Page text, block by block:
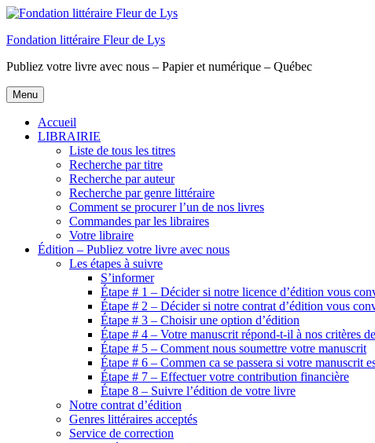
Aller
contenu
Fondation littéraire Fleur de Lys
Publiez votre livre avec nous – Papier et numérique – Québec
Menu
Accueil
LIBRAIRIE
Liste de tous les titres
Recherche par titre
Recherche par auteur
Recherche par genre littéraire
Comment se procurer l’un de nos livres
Commandes par les libraires
Votre libraire
Édition – Publiez votre livre avec nous
Les étapes à suivre
S’informer
Étape # 1 – Décider si notre licence d’édition vous
Étape # 2 – Décider si notre contrat d’édition vous
Étape # 3 – Choisir une option d’édition
Étape # 4 – Votre manuscrit répond-t-il à nos critères
Étape # 5 – Comment nous soumettre votre manuscrit
Étape # 6 – Commen ca se passera si votre manuscrit
Étape # 7 – Effectuer votre contribution financière
Étape 8 – Suivre l’édition de votre livre
Notre contrat d’édition
Genres littéraires acceptés
Service de correction